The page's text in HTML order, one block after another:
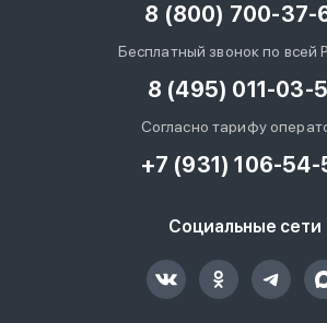
8 (800) 700-37-
Бесплатный звонок по всей
8 (495) 011-03-
Согласно тарифу
+7 (931) 106-54-
Социальные сети